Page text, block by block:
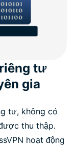
tư
gia
tư, không có
thu thập.
hoạt động